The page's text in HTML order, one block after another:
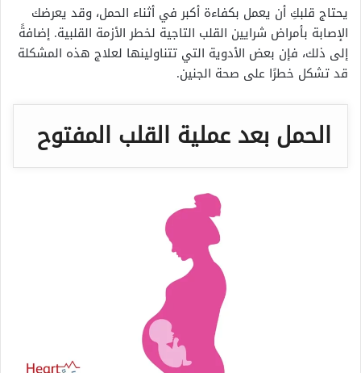
يحتاج قلبكِ أن يعمل بكفاءة أكبر في أثناء الحمل، وقد يعرضك
الإصابة بأمراض شرايين القلب التاجية لخطر الأزمة القلبية. إضافةً
إلى ذلك، فإن بعض الأدوية التي تتناولينها لعلاج هذه المشكلة
قد تشكل خطرًا على صحة الجنين.
الحمل بعد عملية القلب المفتوح